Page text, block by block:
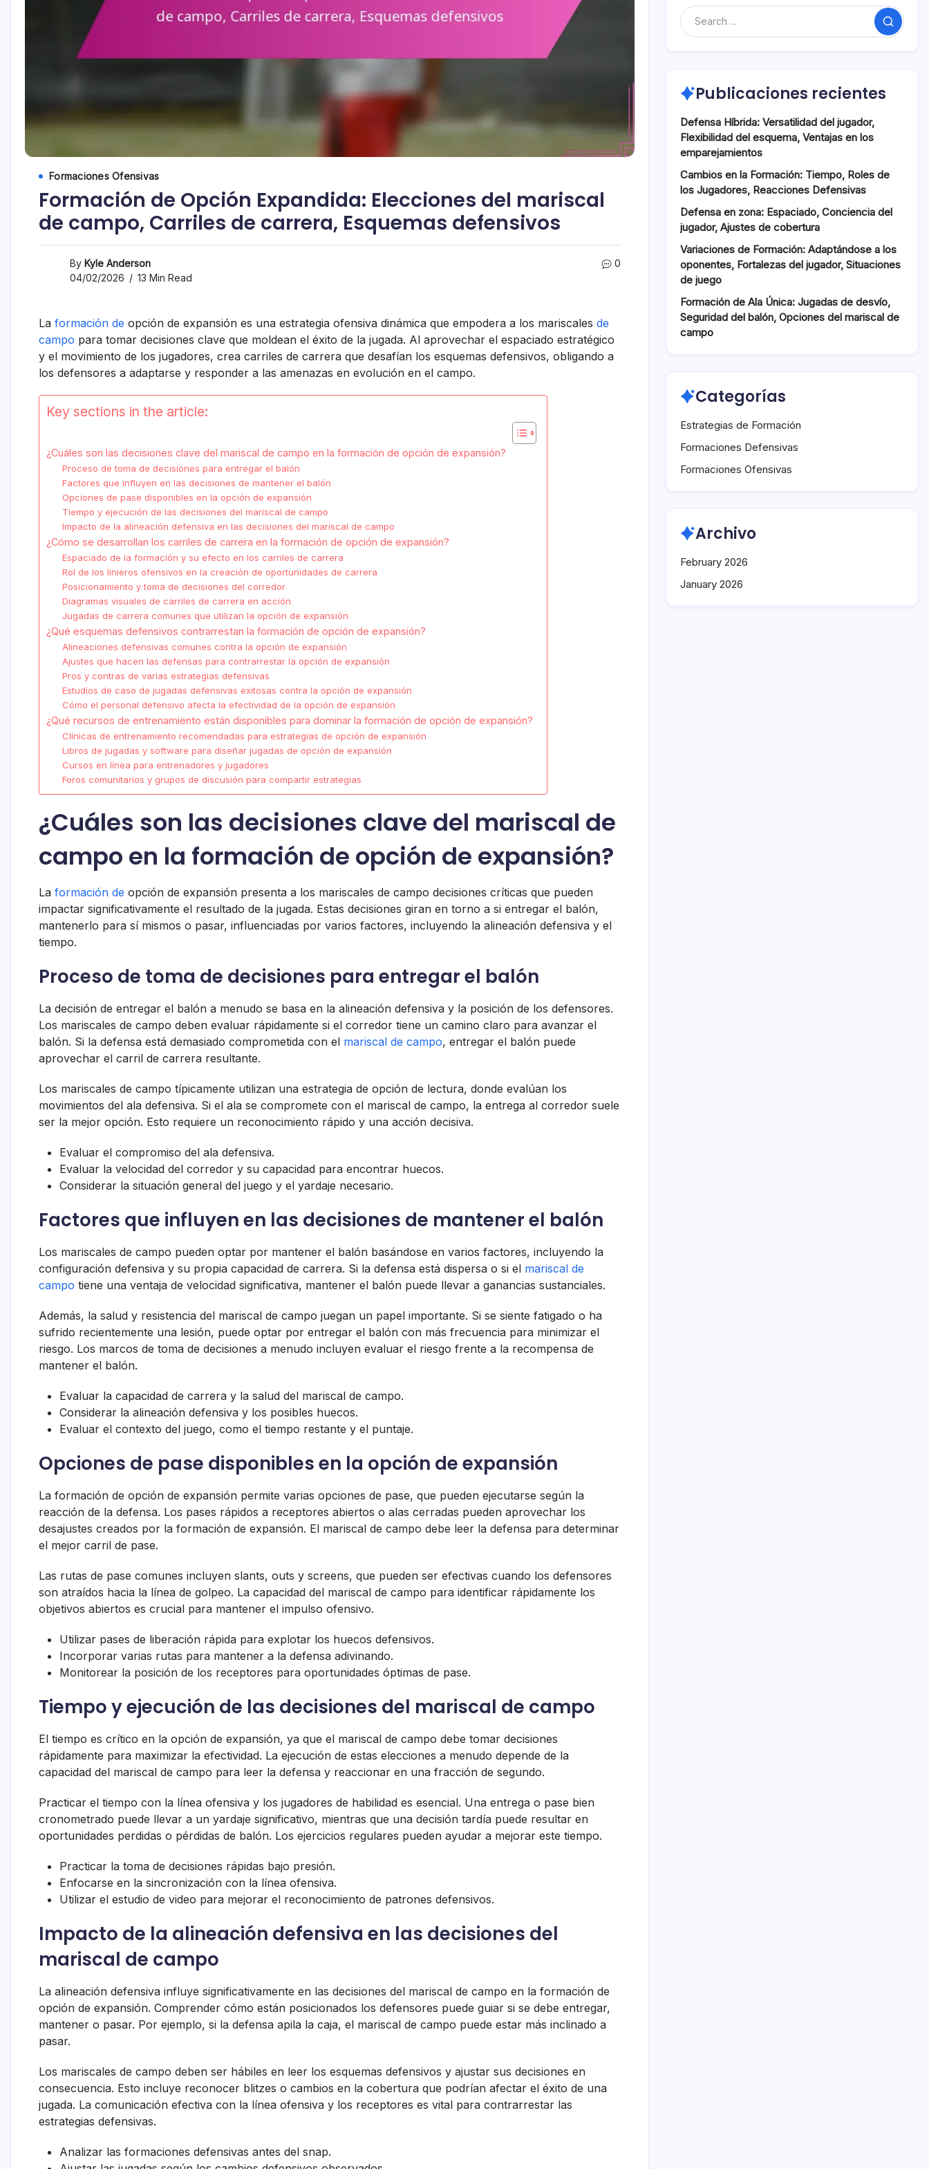
Formaciones Ofensivas
Formación de Opción Expandida: Elecciones del mariscal
de campo, Carriles de carrera, Esquemas defensivos
By Kyle Anderson
04/02/2026
13 Min Read
0
La formación de opción de expansión es una estrategia ofensiva dinámica que empodera a los mariscales de
campo para tomar decisiones clave que moldean el éxito de la jugada. Al aprovechar el espaciado estratégico
y el movimiento de los jugadores, crea carriles de carrera que desafían los esquemas defensivos, obligando a
los defensores a adaptarse y responder a las amenazas en evolución en el campo.
Key sections in the article:
¿Cuáles son las decisiones clave del mariscal de campo en la formación de opción de expansión?
Proceso de toma de decisiones para entregar el balón
Factores que influyen en las decisiones de mantener el balón
Opciones de pase disponibles en la opción de expansión
Tiempo y ejecución de las decisiones del mariscal de campo
Impacto de la alineación defensiva en las decisiones del mariscal de campo
¿Cómo se desarrollan los carriles de carrera en la formación de opción de expansión?
Espaciado de la formación y su efecto en los carriles de carrera
Rol de los linieros ofensivos en la creación de oportunidades de carrera
Posicionamiento y toma de decisiones del corredor
Diagramas visuales de carriles de carrera en acción
Jugadas de carrera comunes que utilizan la opción de expansión
¿Qué esquemas defensivos contrarrestan la formación de opción de expansión?
Alineaciones defensivas comunes contra la opción de expansión
Ajustes que hacen las defensas para contrarrestar la opción de expansión
Pros y contras de varias estrategias defensivas
Estudios de caso de jugadas defensivas exitosas contra la opción de expansión
Cómo el personal defensivo afecta la efectividad de la opción de expansión
¿Qué recursos de entrenamiento están disponibles para dominar la formación de opción de expansión?
Clínicas de entrenamiento recomendadas para estrategias de opción de expansión
Libros de jugadas y software para diseñar jugadas de opción de expansión
Cursos en línea para entrenadores y jugadores
Foros comunitarios y grupos de discusión para compartir estrategias
¿Cuáles son las decisiones clave del mariscal de
campo en la formación de opción de expansión?
La formación de opción de expansión presenta a los mariscales de campo decisiones críticas que pueden
impactar significativamente el resultado de la jugada. Estas decisiones giran en torno a si entregar el balón,
mantenerlo para sí mismos o pasar, influenciadas por varios factores, incluyendo la alineación defensiva y el
tiempo.
Proceso de toma de decisiones para entregar el balón
La decisión de entregar el balón a menudo se basa en la alineación defensiva y la posición de los defensores.
Los mariscales de campo deben evaluar rápidamente si el corredor tiene un camino claro para avanzar el
balón. Si la defensa está demasiado comprometida con el mariscal de campo, entregar el balón puede
aprovechar el carril de carrera resultante.
Los mariscales de campo típicamente utilizan una estrategia de opción de lectura, donde evalúan los
movimientos del ala defensiva. Si el ala se compromete con el mariscal de campo, la entrega al corredor suele
ser la mejor opción. Esto requiere un reconocimiento rápido y una acción decisiva.
Evaluar el compromiso del ala defensiva.
Evaluar la velocidad del corredor y su capacidad para encontrar huecos.
Considerar la situación general del juego y el yardaje necesario.
Factores que influyen en las decisiones de mantener el balón
Los mariscales de campo pueden optar por mantener el balón basándose en varios factores, incluyendo la
configuración defensiva y su propia capacidad de carrera. Si la defensa está dispersa o si el mariscal de
campo tiene una ventaja de velocidad significativa, mantener el balón puede llevar a ganancias sustanciales.
Además, la salud y resistencia del mariscal de campo juegan un papel importante. Si se siente fatigado o ha
sufrido recientemente una lesión, puede optar por entregar el balón con más frecuencia para minimizar el
riesgo. Los marcos de toma de decisiones a menudo incluyen evaluar el riesgo frente a la recompensa de
mantener el balón.
Evaluar la capacidad de carrera y la salud del mariscal de campo.
Considerar la alineación defensiva y los posibles huecos.
Evaluar el contexto del juego, como el tiempo restante y el puntaje.
Opciones de pase disponibles en la opción de expansión
La formación de opción de expansión permite varias opciones de pase, que pueden ejecutarse según la
reacción de la defensa. Los pases rápidos a receptores abiertos o alas cerradas pueden aprovechar los
desajustes creados por la formación de expansión. El mariscal de campo debe leer la defensa para determinar
el mejor carril de pase.
Las rutas de pase comunes incluyen slants, outs y screens, que pueden ser efectivas cuando los defensores
son atraídos hacia la línea de golpeo. La capacidad del mariscal de campo para identificar rápidamente los
objetivos abiertos es crucial para mantener el impulso ofensivo.
Utilizar pases de liberación rápida para explotar los huecos defensivos.
Incorporar varias rutas para mantener a la defensa adivinando.
Monitorear la posición de los receptores para oportunidades óptimas de pase.
Tiempo y ejecución de las decisiones del mariscal de campo
El tiempo es crítico en la opción de expansión, ya que el mariscal de campo debe tomar decisiones
rápidamente para maximizar la efectividad. La ejecución de estas elecciones a menudo depende de la
capacidad del mariscal de campo para leer la defensa y reaccionar en una fracción de segundo.
Practicar el tiempo con la línea ofensiva y los jugadores de habilidad es esencial. Una entrega o pase bien
cronometrado puede llevar a un yardaje significativo, mientras que una decisión tardía puede resultar en
oportunidades perdidas o pérdidas de balón. Los ejercicios regulares pueden ayudar a mejorar este tiempo.
Practicar la toma de decisiones rápidas bajo presión.
Enfocarse en la sincronización con la línea ofensiva.
Utilizar el estudio de video para mejorar el reconocimiento de patrones defensivos.
Impacto de la alineación defensiva en las decisiones del
mariscal de campo
La alineación defensiva influye significativamente en las decisiones del mariscal de campo en la formación de
opción de expansión. Comprender cómo están posicionados los defensores puede guiar si se debe entregar,
mantener o pasar. Por ejemplo, si la defensa apila la caja, el mariscal de campo puede estar más inclinado a
pasar.
Los mariscales de campo deben ser hábiles en leer los esquemas defensivos y ajustar sus decisiones en
consecuencia. Esto incluye reconocer blitzes o cambios en la cobertura que podrían afectar el éxito de una
jugada. La comunicación efectiva con la línea ofensiva y los receptores es vital para contrarrestar las
estrategias defensivas.
Analizar las formaciones defensivas antes del snap.
Search
Publicaciones recientes
Defensa Híbrida: Versatilidad del jugador,
Flexibilidad del esquema, Ventajas en los
emparejamientos
Cambios en la Formación: Tiempo, Roles de
los Jugadores, Reacciones Defensivas
Defensa en zona: Espaciado, Conciencia del
jugador, Ajustes de cobertura
Variaciones de Formación: Adaptándose a los
oponentes, Fortalezas del jugador, Situaciones
de juego
Formación de Ala Única: Jugadas de desvío,
Seguridad del balón, Opciones del mariscal de
campo
Categorías
Estrategias de Formación
Formaciones Defensivas
Formaciones Ofensivas
Archivo
February 2026
January 2026